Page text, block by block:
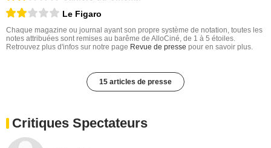
Le Figaro
Chaque magazine ou journal ayant son propre système de notation, toutes les
notes attribuées sont remises au barême de AlloCiné, de 1 à 5 étoiles.
Retrouvez plus d'infos sur notre page Revue de presse pour en savoir plus.
15 articles de presse
Critiques Spectateurs